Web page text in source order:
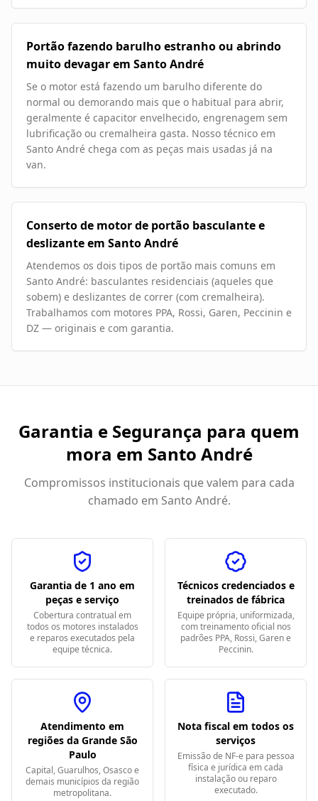
Portão fazendo barulho estranho ou abrindo
muito devagar em Santo André
Se o motor está fazendo um barulho diferente do
normal ou demorando mais que o habitual para abrir,
geralmente é capacitor envelhecido, engrenagem sem
lubrificação ou cremalheira gasta. Nosso técnico em
Santo André chega com as peças mais usadas já na
van.
Conserto de motor de portão basculante e
deslizante em Santo André
Atendemos os dois tipos de portão mais comuns em
Santo André: basculantes residenciais (aqueles que
sobem) e deslizantes de correr (com cremalheira).
Trabalhamos com motores PPA, Rossi, Garen, Peccinin e
DZ — originais e com garantia.
Garantia e Segurança para quem
mora em Santo André
Compromissos institucionais que valem para cada
chamado em Santo André.
Garantia de 1 ano em
peças e serviço
Cobertura contratual em
todos os motores instalados
e reparos executados pela
equipe técnica.
Técnicos credenciados e
treinados de fábrica
Equipe própria, uniformizada,
com treinamento oficial nos
padrões PPA, Rossi, Garen e
Peccinin.
Atendimento em
regiões da Grande São
Paulo
Capital, Guarulhos, Osasco e
demais municípios da região
metropolitana.
Nota fiscal em todos os
serviços
Emissão de NF-e para pessoa
física e jurídica em cada
instalação ou reparo
executado.